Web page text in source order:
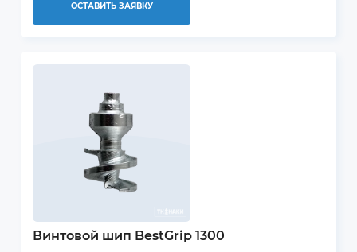
ОСТАВИТЬ ЗАЯВКУ
Винтовой шип BestGrip 1300